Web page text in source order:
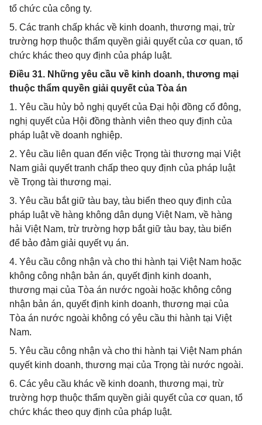
tổ chức của công ty.
5. Các tranh chấp khác về kinh doanh, thương mại, trừ
trường hợp thuộc thẩm quyền giải quyết của cơ quan, tổ
chức khác theo quy định của pháp luật.
Điều 31. Những yêu cầu về kinh doanh, thương mại
thuộc thẩm quyền giải quyết của Tòa án
1. Yêu cầu hủy bỏ nghị quyết của Đại hội đồng cổ đông,
nghị quyết của Hội đồng thành viên theo quy định của
pháp luật về doanh nghiệp.
2. Yêu cầu liên quan đến việc Trọng tài thương mại Việt
Nam giải quyết tranh chấp theo quy định của pháp luật
về Trọng tài thương mại.
3. Yêu cầu bắt giữ tàu bay, tàu biển theo quy định của
pháp luật về hàng không dân dụng Việt Nam, về hàng
hải Việt Nam, trừ trường hợp bắt giữ tàu bay, tàu biển
để bảo đảm giải quyết vụ án.
4. Yêu cầu công nhận và cho thi hành tại Việt Nam hoặc
không công nhận bản án, quyết định kinh doanh,
thương mại của Tòa án nước ngoài hoặc không công
nhận bản án, quyết định kinh doanh, thương mại của
Tòa án nước ngoài không có yêu cầu thi hành tại Việt
Nam.
5. Yêu cầu công nhận và cho thi hành tại Việt Nam phán
quyết kinh doanh, thương mại của Trọng tài nước ngoài.
6. Các yêu cầu khác về kinh doanh, thương mại, trừ
trường hợp thuộc thẩm quyền giải quyết của cơ quan, tổ
chức khác theo quy định của pháp luật.